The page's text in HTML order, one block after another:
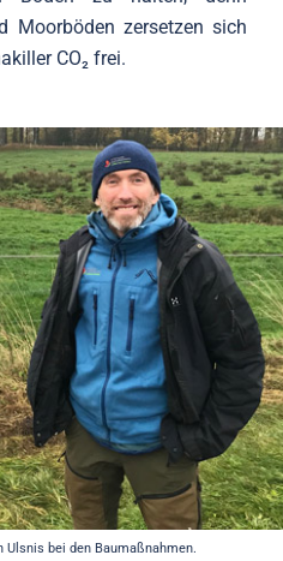
Moorböden zersetzen sich
CO₂ frei.
Ulsnis bei den Baumaßnahmen.